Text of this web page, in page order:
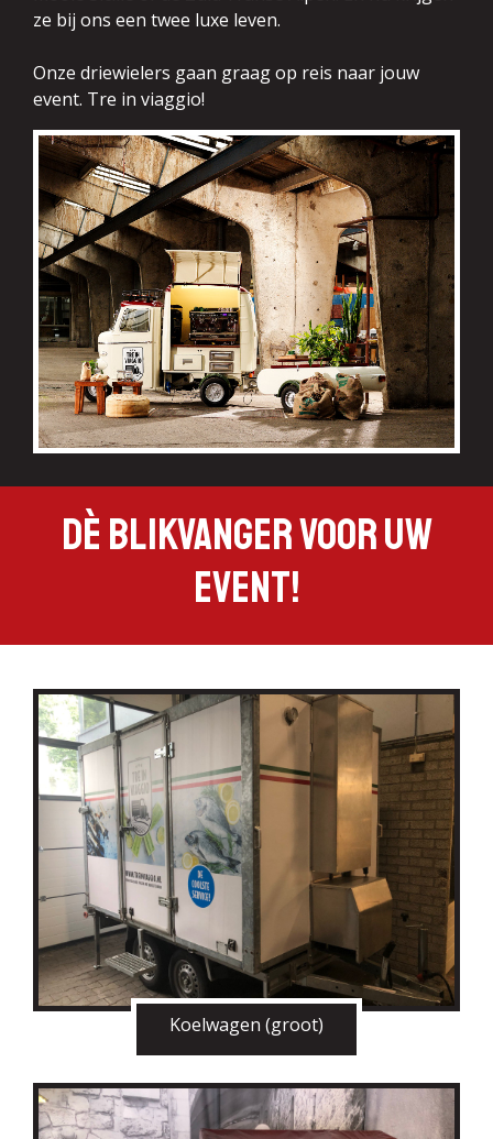
ze bij ons een twee luxe leven.
Onze driewielers gaan graag op reis naar jouw
event. Tre in viaggio!
DÈ BLIKVANGER VOOR UW
EVENT!
Koelwagen (groot)